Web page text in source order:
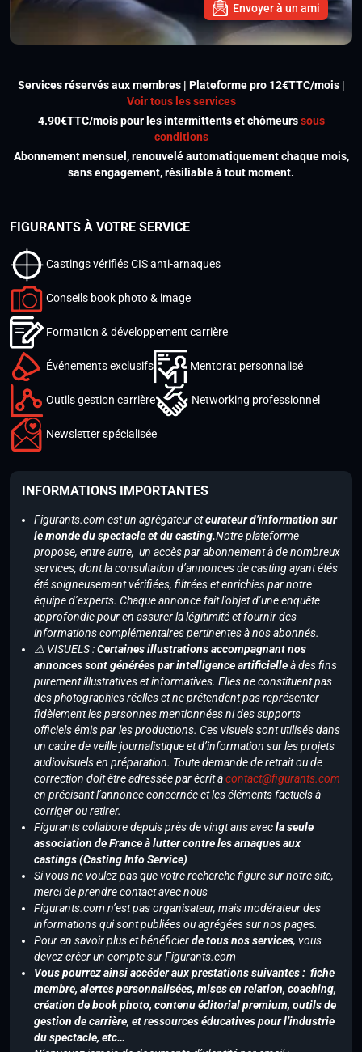
Envoyer à un ami
Services réservés aux membres | Plateforme pro 12€TTC/mois |
Voir tous les services
4.90€TTC/mois pour les intermittents et chômeurssous
conditions
Abonnement mensuel, renouvelé automatiquement chaque mois,
sans engagement, résiliable à tout moment.
FIGURANTS À VOTRE SERVICE
Castings vérifiés CIS anti-arnaques
Conseils book photo & image
Formation & développement carrière
Événements exclusifs Mentorat personnalisé
Outils gestion carrière Networking professionnel
Newsletter spécialisée
INFORMATIONS IMPORTANTES
Figurants.com est un agrégateur etcurateur d’information sur
le monde du spectacle et du casting.Notre plateforme
propose, entre autre, un accès par abonnement à de nombreux
services, dont la consultation d’annonces de casting ayant étés
été soigneusement vérifiées, filtrées et enrichies par notre
équipe d’experts. Chaque annonce fait l’objet d’une enquête
approfondie pour en assurer la légitimité et fournir des
informations complémentaires pertinentes à nos abonnés.
⚠️ VISUELS :Certaines illustrations accompagnant nos
annonces sont générées par intelligence artificielleà des fins
purement illustratives et informatives. Elles ne constituent pas
des photographies réelles et ne prétendent pas représenter
fidèlement les personnes mentionnées ni des supports
officiels émis par les productions. Ces visuels sont utilisés dans
un cadre de veille journalistique et d’information sur les projets
audiovisuels en préparation. Toute demande de retrait ou de
correction doit être adressée par écrit àcontact@figurants.com
en précisant l’annonce concernée et les éléments factuels à
corriger ou retirer.
Figurants collabore depuis près de vingt ans avecla seule
association de France à lutter contre les arnaques aux
castings (Casting Info Service)
Si vous ne voulez pas que votre recherche figure sur notre site,
merci de prendre contact avec nous
Figurants.com n’est pas organisateur, mais modérateur des
informations qui sont publiées ou agrégées sur nos pages.
Pour en savoir plus et bénéficierde tous nos services, vous
devez créer un compte sur Figurants.com
Vous pourrez ainsi accéder aux prestations suivantes : fiche
membre, alertes personnalisées, mises en relation, coaching,
création de book photo, contenu éditorial premium, outils de
gestion de carrière, et ressources éducatives pour l’industrie
du spectacle, etc…